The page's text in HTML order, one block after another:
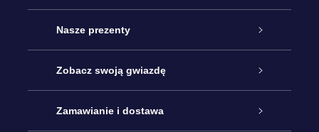
Obsługa
Kontakt
Blog
Nasze prezenty
Podarunek Gwiazda Online
Pakiet Podarunkowy OSR
Zobacz swoją gwiazdę
Rejestr Gwiazd
Zamawianie i dostawa